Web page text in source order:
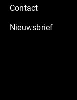
Contact
Nieuwsbrief